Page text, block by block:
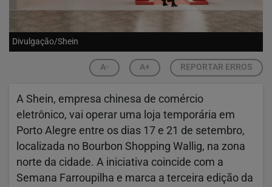
Divulgação/Shein
A- A+ REPORTAR ERROS
A Shein, empresa chinesa de comércio
eletrônico, vai operar uma loja temporária em
Porto Alegre entre os dias 17 e 21 de setembro,
localizada no Bourbon Shopping Wallig, na zona
norte da cidade. A iniciativa coincide com a
Semana Farroupilha e marca a terceira edição da